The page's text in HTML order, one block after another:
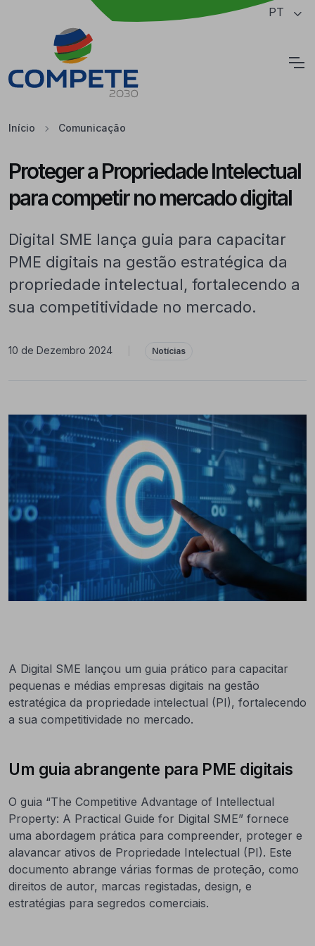
Saltar para o conteúdo principal da página PT
Início Comunicação
Proteger a Propriedade Intelectual
para competir no mercado digital
Digital SME lança guia para capacitar
PME digitais na gestão estratégica da
propriedade intelectual, fortalecendo a
sua competitividade no mercado.
10 de Dezembro 2024 Notícias
A Digital SME lançou um guia prático para capacitar
pequenas e médias empresas digitais na gestão
estratégica da propriedade intelectual (PI), fortalecendo
a sua competitividade no mercado.
Um guia abrangente para PME digitais
O guia “The Competitive Advantage of Intellectual
Property: A Practical Guide for Digital SME” fornece
uma abordagem prática para compreender, proteger e
alavancar ativos de Propriedade Intelectual (PI). Este
documento abrange várias formas de proteção, como
direitos de autor, marcas registadas, design, e
estratégias para segredos comerciais.